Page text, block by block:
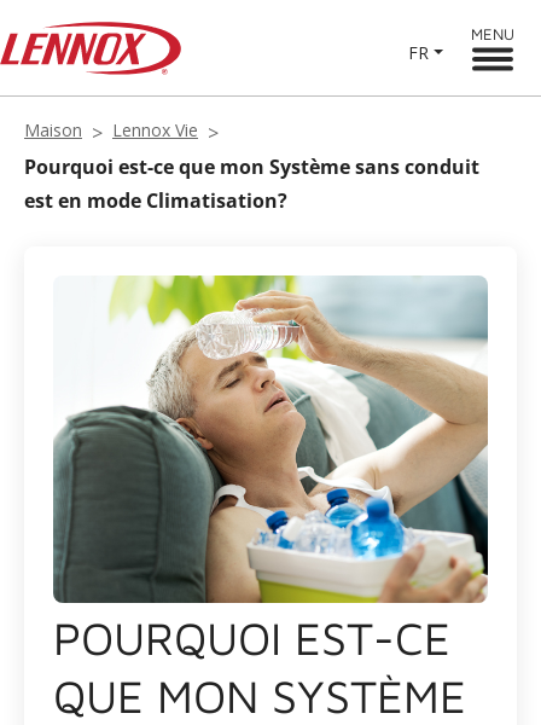
FR
MENU
Maison Lennox Vie
Pourquoi est-ce que mon Système sans conduit
est en mode Climatisation?
POURQUOI EST-CE
QUE MON SYSTÈME